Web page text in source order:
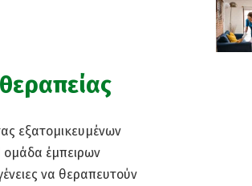
εξατομικευμένων
ομάδα έμπειρων
να θεραπευτούν